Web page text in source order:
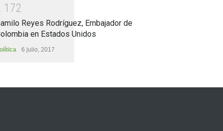
1 72
Reyes Rodríguez, Embajador de
en Estados Unidos
6 julio, 2017